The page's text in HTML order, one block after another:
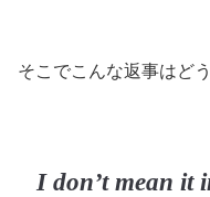
そこでこんな返事はど
I don’t mean it